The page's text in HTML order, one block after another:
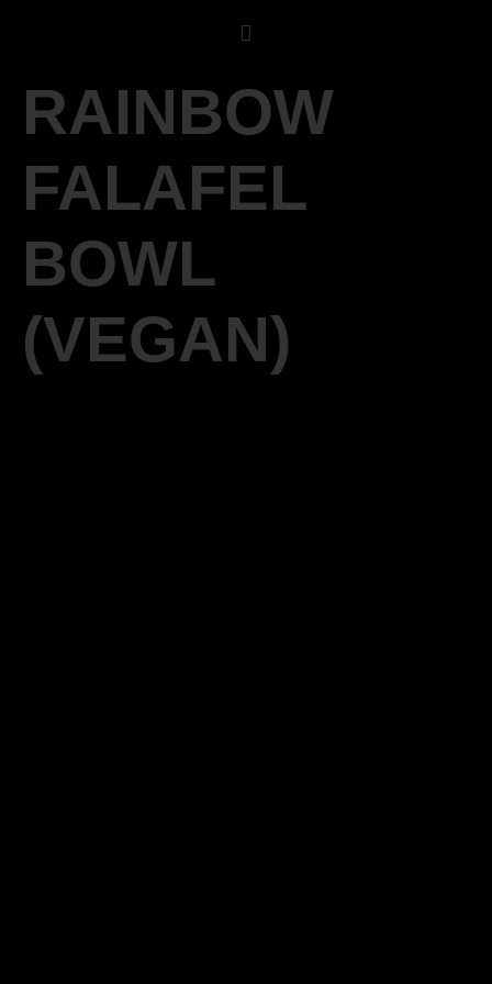
RAINBOW
FALAFEL
BOWL
(VEGAN)